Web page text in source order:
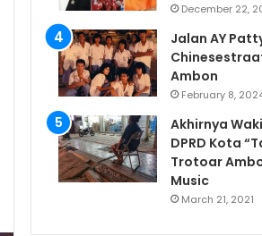
December 22,
Jalan AY
Ambon
February 8,
Akhirnya
DPRD Kota
Trotoar
Music
March 21, 2021